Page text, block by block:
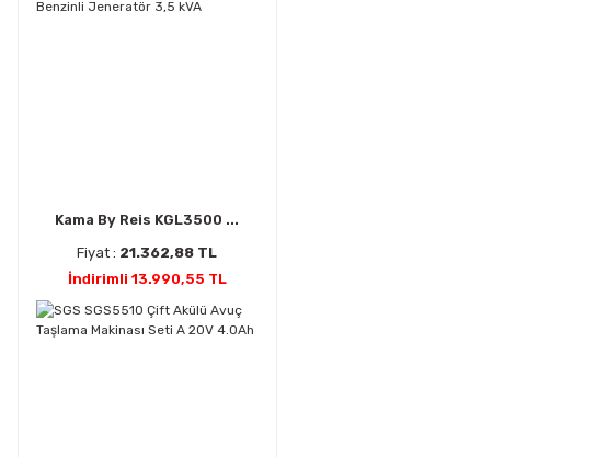
Kama By Reis KGL3500 ...
Fiyat : 21.362,88 TL
İndirimli 13.990,55 TL